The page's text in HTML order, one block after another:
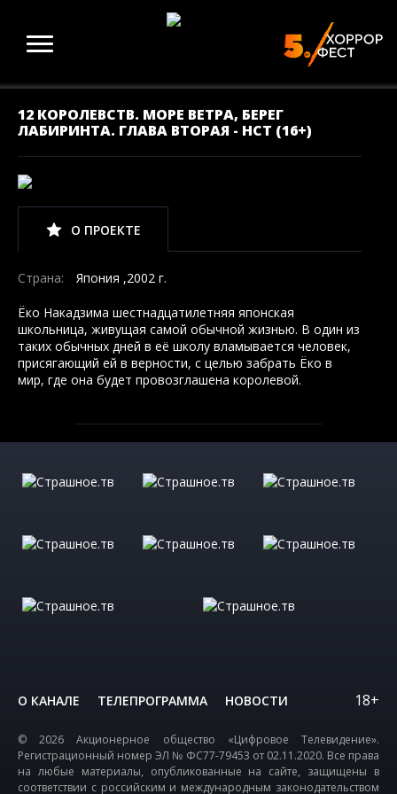
12 КОРОЛЕВСТВ. МОРЕ ВЕТРА, БЕРЕГ
ЛАБИРИНТА. ГЛАВА ВТОРАЯ - НСТ (16+)
О ПРОЕКТЕ
Страна: Япония ,2002 г.
Ёко Накадзима шестнадцатилетняя японская
школьница, живущая самой обычной жизнью. В один из
таких обычных дней в её школу вламывается человек,
присягающий ей в верности, с целью забрать Ёко в
мир, где она будет провозглашена королевой.
О КАНАЛЕ ТЕЛЕПРОГРАММА НОВОСТИ 18+
© 2026 Акционерное общество «Цифровое Телевидение».
Регистрационный номер ЭЛ № ФС77-79453 от 02.11.2020. Все права
на любые материалы, опубликованные на сайте, защищены в
соответствии с российским и международным законодательством